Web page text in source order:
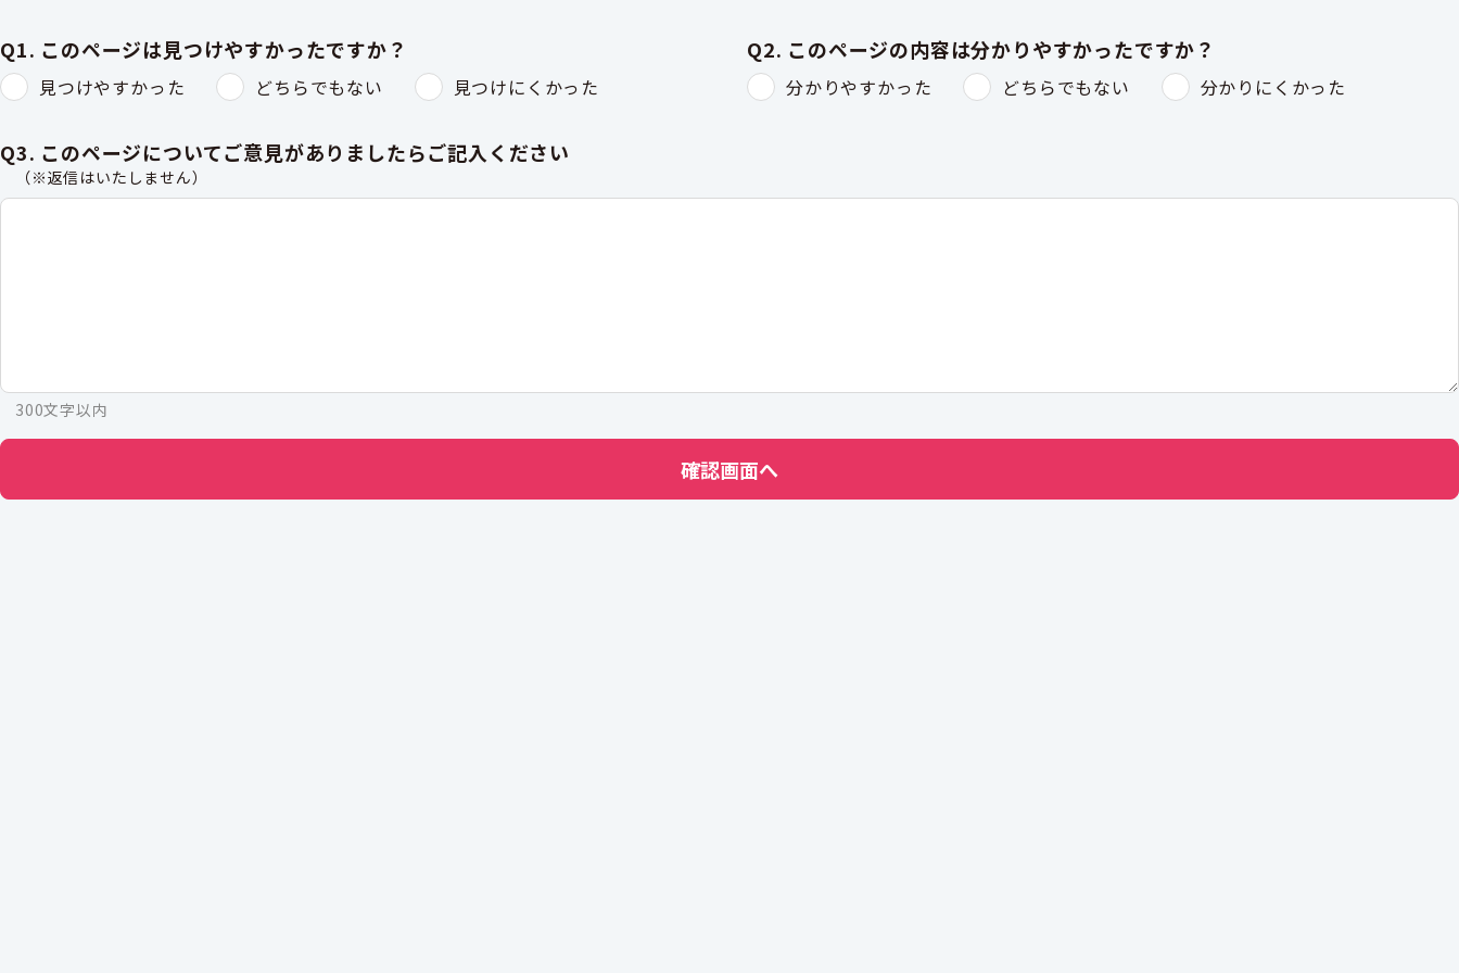
Q1. このページは見つけやすかったですか？
見つけやすかった どちらでもない 見つけにくかった
Q2. このページの内容は分かりやすかったですか？
分かりやすかった どちらでもない 分かりにくかった
Q3. このページについてご意見がありましたらご記入ください
（※返信はいたしません）
300文字以内